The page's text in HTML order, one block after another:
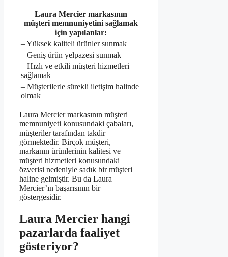
Laura Mercier markasının
müşteri memnuniyetini sağlamak
için yapılanlar:
– Yüksek kaliteli ürünler sunmak
– Geniş ürün yelpazesi sunmak
– Hızlı ve etkili müşteri hizmetleri
sağlamak
– Müşterilerle sürekli iletişim halinde
olmak
Laura Mercier markasının müşteri
memnuniyeti konusundaki çabaları,
müşteriler tarafından takdir
görmektedir. Birçok müşteri,
markanın ürünlerinin kalitesi ve
müşteri hizmetleri konusundaki
özverisi nedeniyle sadık bir müşteri
haline gelmiştir. Bu da Laura
Mercier’ın başarısının bir
göstergesidir.
Laura Mercier hangi
pazarlarda faaliyet
gösteriyor?